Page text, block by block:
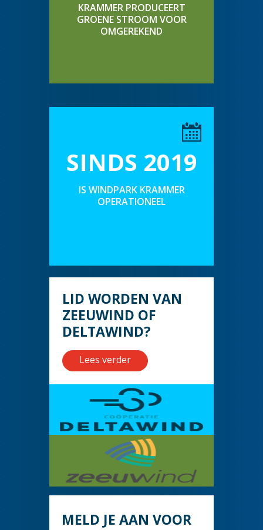
KRAMMER PRODUCEERT
GROENE STROOM VOOR
OMGEREKEND
SINDS 2019
IS WINDPARK KRAMMER
OPERATIONEEL
LID WORDEN VAN
ZEEUWIND OF
DELTAWIND?
Lees verder
MELD JE AAN VOOR